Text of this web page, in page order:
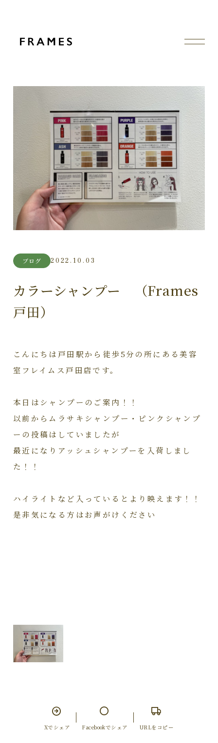
ブログ 2022.10.03
カラーシャンプー （Frames
戸田）
こんにちは戸田駅から徒歩5分の所にある美容
室フレイムス戸田店です。
本日はシャンプーのご案内！！
以前からムラサキシャンプー・ピンクシャンプ
ーの投稿はしていましたが
最近になりアッシュシャンプーを入荷しまし
た！！
ハイライトなど入っているとより映えます！！
是非気になる方はお声がけください
Xでシェア Facebookでシェア URLをコピー